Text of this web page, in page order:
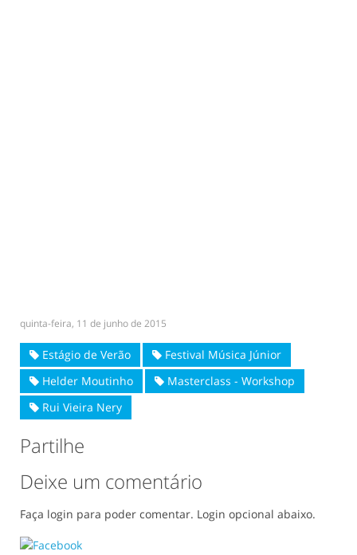
quinta-feira, 11 de junho de 2015
Estágio de Verão
Festival Música Júnior
Helder Moutinho
Masterclass - Workshop
Rui Vieira Nery
Partilhe
Deixe um comentário
Faça login para poder comentar. Login opcional abaixo.